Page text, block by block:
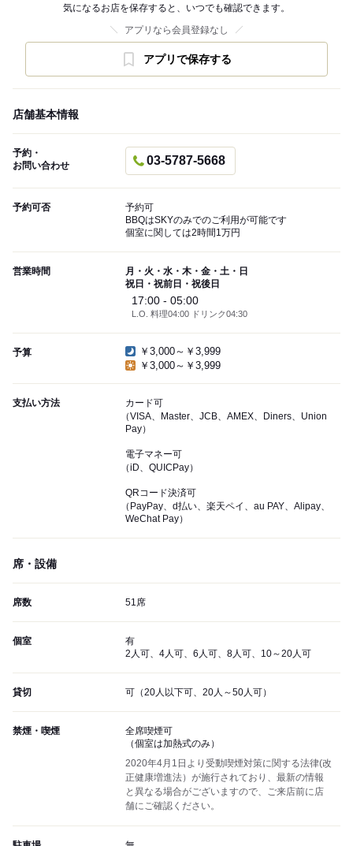
気になるお店を保存すると、いつでも確認できます。
アプリなら会員登録なし
アプリで保存する
店舗基本情報
予約・
お問い合わせ
03-5787-5668
予約可否
予約可
BBQはSKYのみでのご利用が可能です
個室に関しては2時間1万円
営業時間
月・火・水・木・金・土・日
祝日・祝前日・祝後日
17:00 - 05:00
L.O. 料理04:00 ドリンク04:30
予算
￥3,000～￥3,999
￥3,000～￥3,999
支払い方法
カード可
（VISA、Master、JCB、AMEX、Diners、Union
Pay）
電子マネー可
（iD、QUICPay）
QRコード決済可
（PayPay、d払い、楽天ペイ、au PAY、Alipay、
WeChat Pay）
席・設備
席数 51席
個室
有
2人可、4人可、6人可、8人可、10～20人可
貸切 可（20人以下可、20人～50人可）
禁煙・喫煙
全席喫煙可
（個室は加熱式のみ）
2020年4月1日より受動喫煙対策に関する法律(改
正健康増進法）が施行されており、最新の情報
と異なる場合がございますので、ご来店前に店
舗にご確認ください。